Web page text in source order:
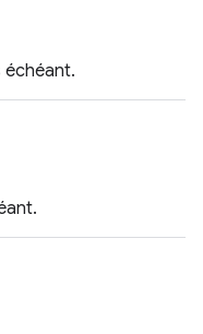
échéant.